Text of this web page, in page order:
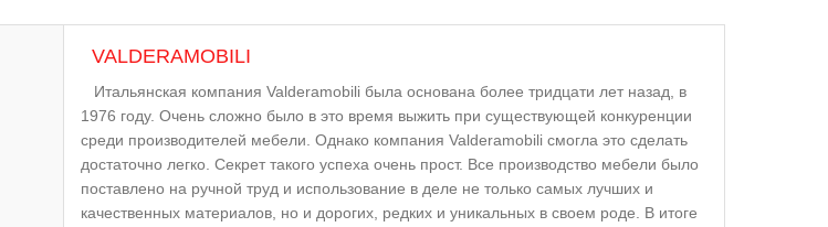
VALDERAMOBILI
Итальянская компания Valderamobili была основана более тридцати лет назад, в
1976 году. Очень сложно было в это время выжить при существующей конкуренции
среди производителей мебели. Однако компания Valderamobili смогла это сделать
достаточно легко. Секрет такого успеха очень прост. Все производство мебели было
поставлено на ручной труд и использование в деле не только самых лучших и
качественных материалов, но и дорогих, редких и уникальных в своем роде. В итоге